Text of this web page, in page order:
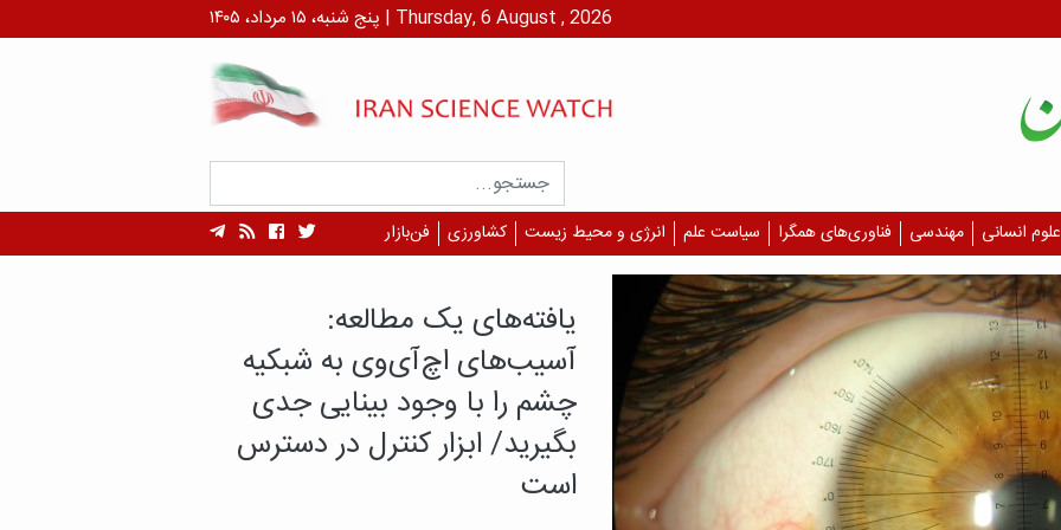
پنج شنبه، ۱۵ مرداد، ۱۴۰۵ | Thursday, 6 August , 2026
علوم انسانی مهندسی فناوری‌های همگرا سیاست علم انرژی و محیط زیست کشاورزی فن‌بازار
درمان سرطان، پایان ماجرا نیست!
چرا بازماندگان سرطان بیش از
دیگران در معرض بیماری‌های
قلبی هستند؟
بازماندگان سرطان، علاوه بر پیامدهای بیماری و